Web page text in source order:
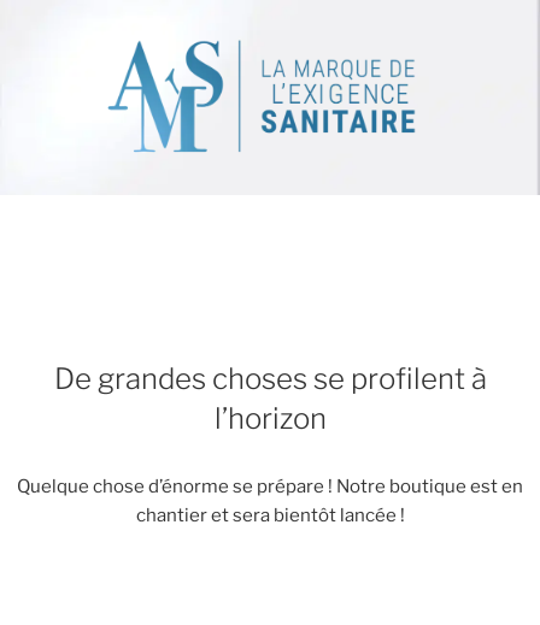
De grandes choses se profilent à
l’horizon
Quelque chose d’énorme se prépare ! Notre boutique est en
chantier et sera bientôt lancée !